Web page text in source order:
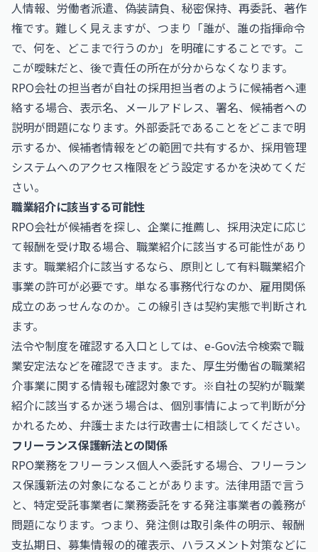
人情報、労働者派遣、偽装請負、秘密保持、再委託、著作
権です。難しく見えますが、つまり「誰が、誰の指揮命令
で、何を、どこまで行うのか」を明確にすることです。こ
こが曖昧だと、後で責任の所在が分からなくなります。
RPO会社の担当者が自社の採用担当者のように候補者へ連
絡する場合、表示名、メールアドレス、署名、候補者への
説明が問題になります。外部委託であることをどこまで明
示するか、候補者情報をどの範囲で共有するか、採用管理
システムへのアクセス権限をどう設定するかを決めてくだ
さい。
職業紹介に該当する可能性
RPO会社が候補者を探し、企業に推薦し、採用決定に応じ
て報酬を受け取る場合、職業紹介に該当する可能性があり
ます。職業紹介に該当するなら、原則として有料職業紹介
事業の許可が必要です。単なる事務代行なのか、雇用関係
成立のあっせんなのか。この線引きは契約実態で判断され
ます。
法令や制度を確認する入口としては、 e-Gov法令検索で職
業安定法などを確認できます。また、厚生労働省の職業紹
介事業に関する情報も確認対象です。※自社の契約が職業
紹介に該当するか迷う場合は、個別事情によって判断が分
かれるため、弁護士または行政書士に相談してください。
フリーランス保護新法との関係
RPO業務をフリーランス個人へ委託する場合、フリーラン
ス保護新法の対象になることがあります。法律用語で言う
と、特定受託事業者に業務委託をする発注事業者の義務が
問題になります。つまり、発注側は取引条件の明示、報酬
支払期日、募集情報の的確表示、ハラスメント対策などに